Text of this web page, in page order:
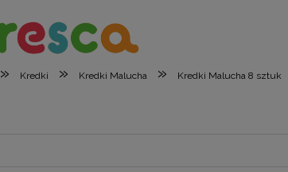
» Kredki » Kredki Malucha » Kredki Malucha 8 sztuk